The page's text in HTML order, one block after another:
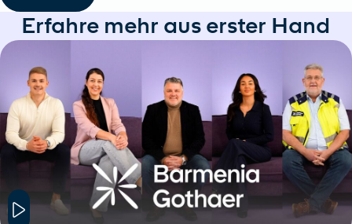
Erfahre mehr aus erster Hand
Hier klicken um das Modal Fenster zu öffnen